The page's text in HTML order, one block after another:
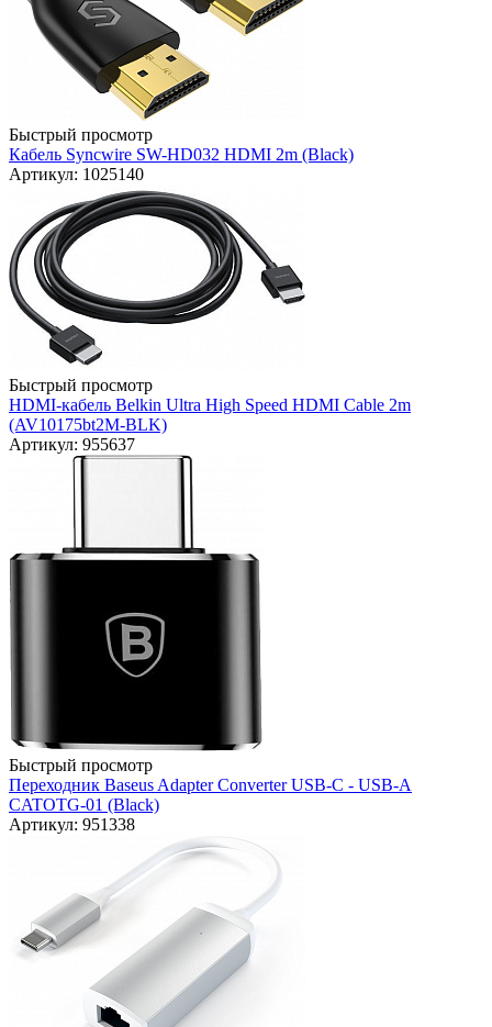
Быстрый просмотр
Кабель Syncwire SW-HD032 HDMI 2m (Black)
Артикул: 1025140
Быстрый просмотр
HDMI-кабель Belkin Ultra High Speed HDMI Cable 2m
(AV10175bt2M-BLK)
Артикул: 955637
Быстрый просмотр
Переходник Baseus Adapter Converter USB-C - USB-A
CATOTG-01 (Black)
Артикул: 951338